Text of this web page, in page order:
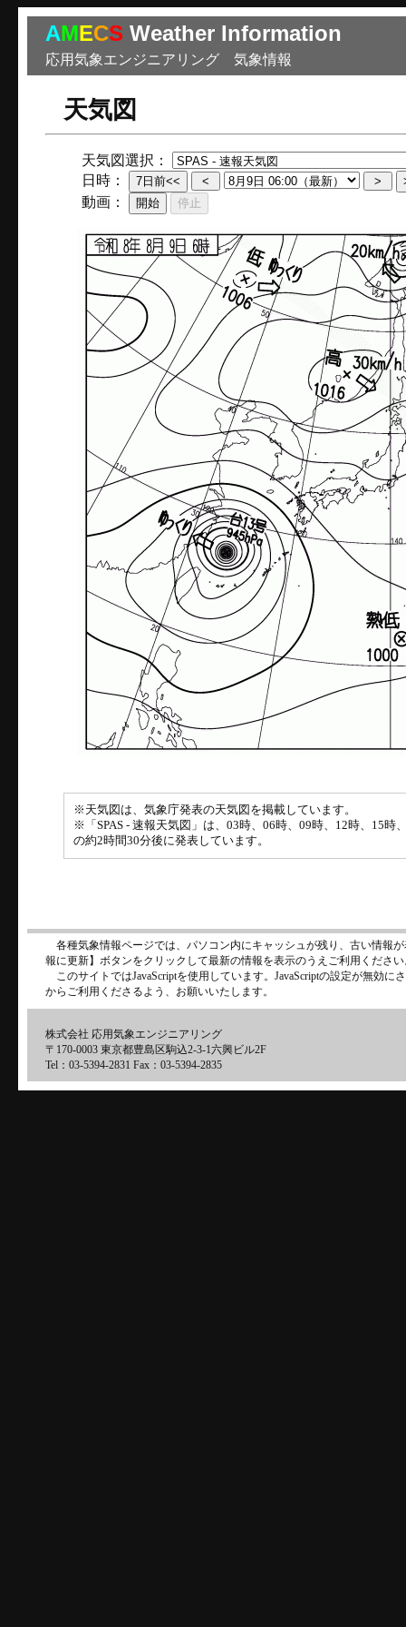
AMECS Weather Information
応用気象エンジニアリング 気象情報
天気図
天気図選択：
日時：
動画：
※天気図は、気象庁発表の天気図を掲載しています。
※「SPAS - 速報天気図」は、03時、06時、09時、12時、15時
の約2時間30分後に発表しています。
各種気象情報ページでは、パソコン内にキャッシュが残り、古い情報
報に更新】ボタンをクリックして最新の情報を表示のうえご利用くださ
このサイトではJavaScriptを使用しています。JavaScriptの設定が無効
からご利用くださるよう、お願いいたします。
株式会社 応用気象エンジニアリング
〒170-0003 東京都豊島区駒込2-3-1六興ビル2F
Tel：03-5394-2831 Fax：03-5394-2835